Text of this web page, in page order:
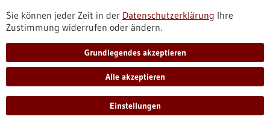
Zur Datenbanksuche nach Forschungseinrichtungen
Sie können jeder Zeit in der Datenschutzerklärung Ihre
Zustimmung widerrufen oder ändern.
Grundlegendes akzeptieren
Alle akzeptieren
Einstellungen